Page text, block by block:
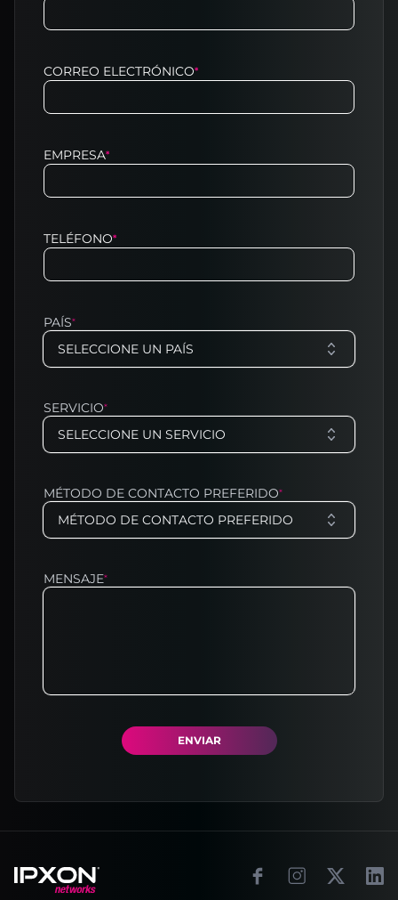
CORREO ELECTRÓNICO*
EMPRESA*
TELÉFONO*
PAÍS*
SELECCIONE UN PAÍS
SERVICIO*
SELECCIONE UN SERVICIO
MÉTODO DE CONTACTO PREFERIDO*
MÉTODO DE CONTACTO PREFERIDO
MENSAJE*
ENVIAR
Footer FacebookInstagram
X